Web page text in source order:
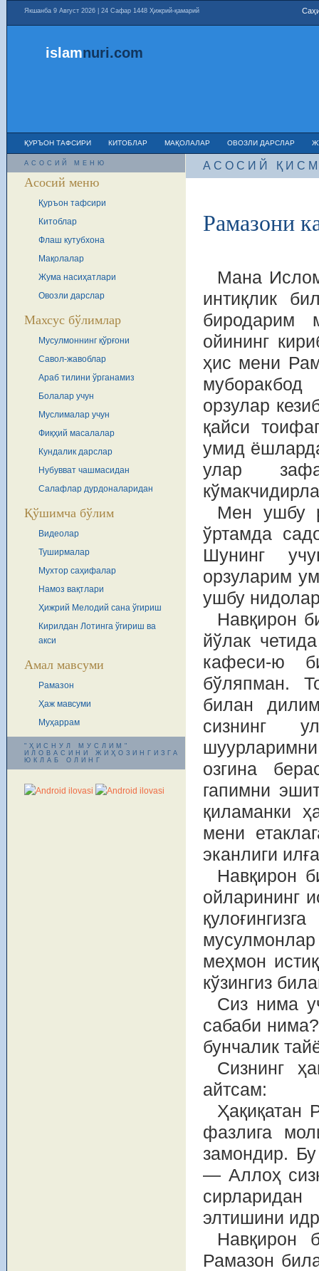
Якшанба 9 Август 2026 | 24 Сафар 1448 Ҳижрий-қамарий
islamnuri.com
ҚУРЪОН ТАФСИРИ КИТОБЛАР МАҚОЛАЛАР ОВОЗЛИ ДАРСЛАР
АСОСИЙ МЕНЮ
Асосий меню
Қуръон тафсири
Китоблар
Флаш кутубхона
Мақолалар
Жума насиҳатлари
Овозли дарслар
Махсус бўлимлар
Мусулмоннинг қўрғони
Савол-жавоблар
Араб тилини ўрганамиз
Болалар учун
Муслималар учун
Фиқҳий масалалар
Кундалик дарслар
Нубувват чашмасидан
Салафлар дурдоналаридан
Қўшимча бўлим
Видеолар
Туширмалар
Мухтор саҳифалар
Намоз вақтлари
Ҳижрий Мелодий сана ўгириш
Кирилдан Лотинга ўгириш ва
акси
Амал мавсуми
Рамазон
Ҳаж мавсуми
Муҳаррам
"ҲИСНУЛ МУСЛИМ"
ИЛОВАСИНИ ЖИҲОЗИНГИЗГА
ЮКЛАБ ОЛИНГ
АСОСИЙ
Рамазони
Мана
интиқлик
биродарим
ойининг
ҳис мени
орзулар
қайси
умид
улар
Мен ушбу
ўртамда
Шунинг
орзуларим
ушбу
Навқирон
йўлак
кафеси-ю
бўляпман.
билан
сизнинг
шуурларимни
озгина
гапимни
қиламанки
мени
эканлиги
Навқирон
ойларининг
меҳмон
кўзингиз
Сиз нима
сабаби
бунчалик
Сизнинг
айтсам:
Ҳақиқатан
фазлига
замондир. Бу
— Аллоҳ
элтишини
Навқирон
Рамазон